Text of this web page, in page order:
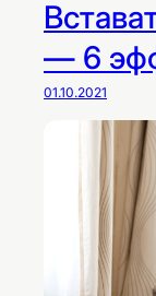
— 6
01.10.2021